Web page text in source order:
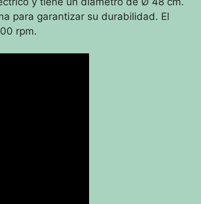
para garantizar su durabilidad. El
rpm.